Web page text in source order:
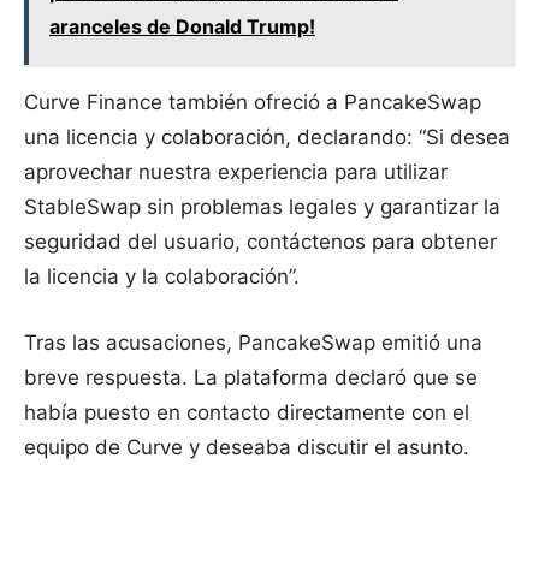
aranceles de Donald Trump!
Curve Finance también ofreció a PancakeSwap
una licencia y colaboración, declarando: “Si desea
aprovechar nuestra experiencia para utilizar
StableSwap sin problemas legales y garantizar la
seguridad del usuario, contáctenos para obtener
la licencia y la colaboración”.
Tras las acusaciones, PancakeSwap emitió una
breve respuesta. La plataforma declaró que se
había puesto en contacto directamente con el
equipo de Curve y deseaba discutir el asunto.